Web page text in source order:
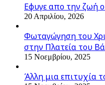
Εφυγε απο την ζωή
20 Απριλίου, 2026
Φωταγώγηση του
στην Πλατεία του
15 Νοεμβρίου, 2025
Άλλη μια επιτυχία